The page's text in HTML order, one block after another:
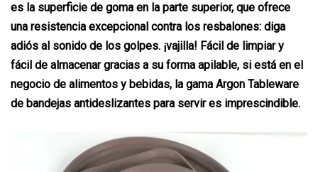
es la superficie de goma en la parte superior, que ofrece
una resistencia excepcional contra los resbalones: diga
adiós al sonido de los golpes. ¡vajilla! Fácil de limpiar y
fácil de almacenar gracias a su forma apilable, si está en el
negocio de alimentos y bebidas, la gama Argon Tableware
de bandejas antideslizantes para servir es imprescindible.